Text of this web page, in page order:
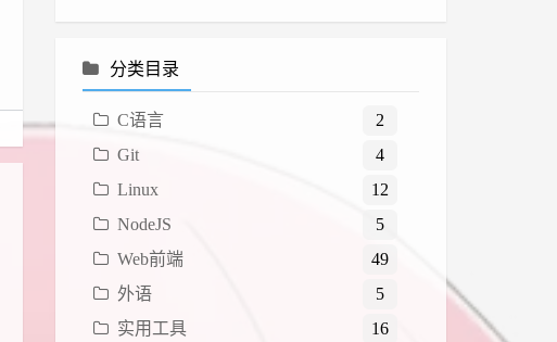
分类目录
C语言
2
Git
4
Linux
12
NodeJS
5
Web前端
49
外语
5
实用工具
16